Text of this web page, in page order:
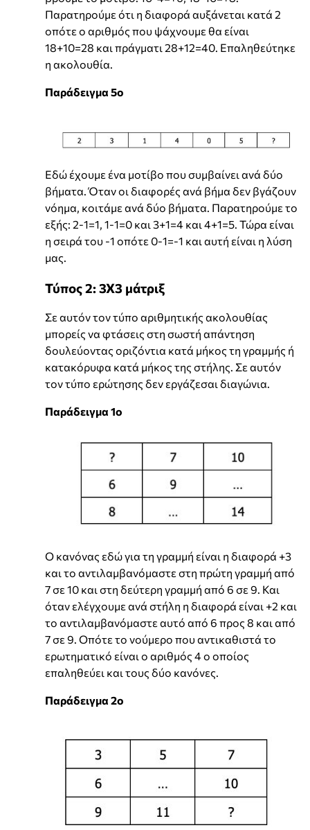
Παρατηρούμε ότι η διαφορά αυξάνεται κατά 2
οπότε ο αριθμός που ψάχνουμε θα είναι
18+10=28 και πράγματι 28+12=40. Επαληθεύτηκε
η ακολουθία.
Παράδειγμα 5ο
Εδώ έχουμε ένα μοτίβο που συμβαίνει ανά δύο
βήματα. Όταν οι διαφορές ανά βήμα δεν βγάζουν
νόημα, κοιτάμε ανά δύο βήματα. Παρατηρούμε το
εξής: 2-1=1, 1-1=0 και 3+1=4 και 4+1=5. Τώρα είναι
η σειρά του -1 οπότε 0-1=-1 και αυτή είναι η λύση
μας.
Τύπος 2: 3Χ3 μάτριξ
Σε αυτόν τον τύπο αριθμητικής ακολουθίας
μπορείς να φτάσεις στη σωστή απάντηση
δουλεύοντας οριζόντια κατά μήκος τη γραμμής ή
κατακόρυφα κατά μήκος της στήλης. Σε αυτόν
τον τύπο ερώτησης δεν εργάζεσαι διαγώνια.
Παράδειγμα 1ο
Ο κανόνας εδώ για τη γραμμή είναι η διαφορά +3
και το αντιλαμβανόμαστε στη πρώτη γραμμή από
7 σε 10 και στη δεύτερη γραμμή από 6 σε 9. Και
όταν ελέγχουμε ανά στήλη η διαφορά είναι +2 και
το αντιλαμβανόμαστε αυτό από 6 προς 8 και από
7 σε 9. Οπότε το νούμερο που αντικαθιστά το
ερωτηματικό είναι ο αριθμός 4 ο οποίος
επαληθεύει και τους δύο κανόνες.
Παράδειγμα 2ο